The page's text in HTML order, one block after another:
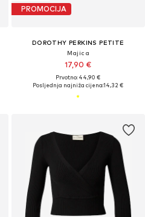
PROMOCIJA
DOROTHY PERKINS PETITE
Majica
17,90 €
Prvotno: 44,90 €
Posljednja najniža cijena:14,32 €